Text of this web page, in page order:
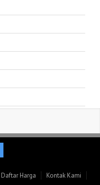
Daftar Harga Kontak Kami